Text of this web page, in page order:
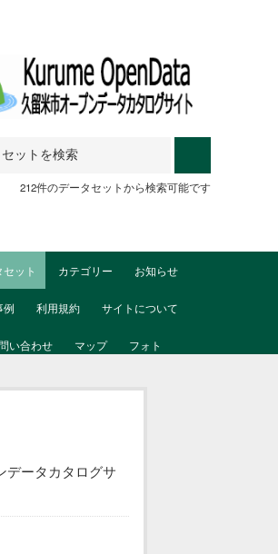
212件のデータセットから検索可能です
ット カテゴリー お知らせ
例 利用規約 サイトについて
い合わせ マップ フォト
データカタログサ